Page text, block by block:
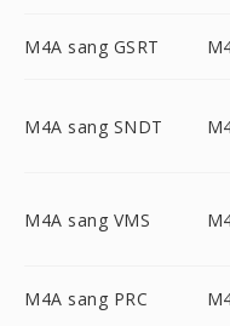
M4A sang GSRT
M4A sang SNDT
M4A sang VMS
M4A sang PRC